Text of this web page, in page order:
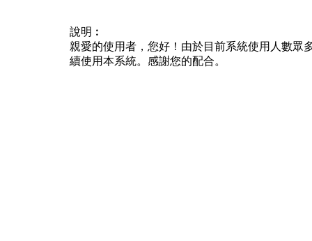
說明︰
親愛的使用者，您好！由於目前系統使用人數眾
續使用本系統。感謝您的配合。